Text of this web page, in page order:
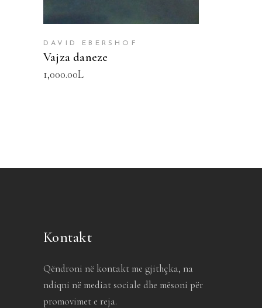
DAVID EBERSHOF
Vajza daneze
1,000.00L
Kontakt
Qëndroni në kontakt me gjithçka, na
ndiqni në mediat sociale dhe mësoni për
promovimet e reja.